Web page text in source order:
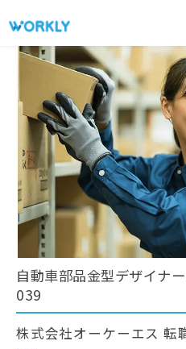
自動車部品金型デザイナ
039
株式会社オーケーエス 転